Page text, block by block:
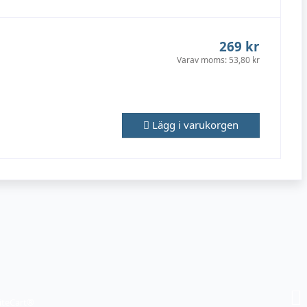
269 kr
Varav moms: 53,80 kr
Lägg i varukorgen